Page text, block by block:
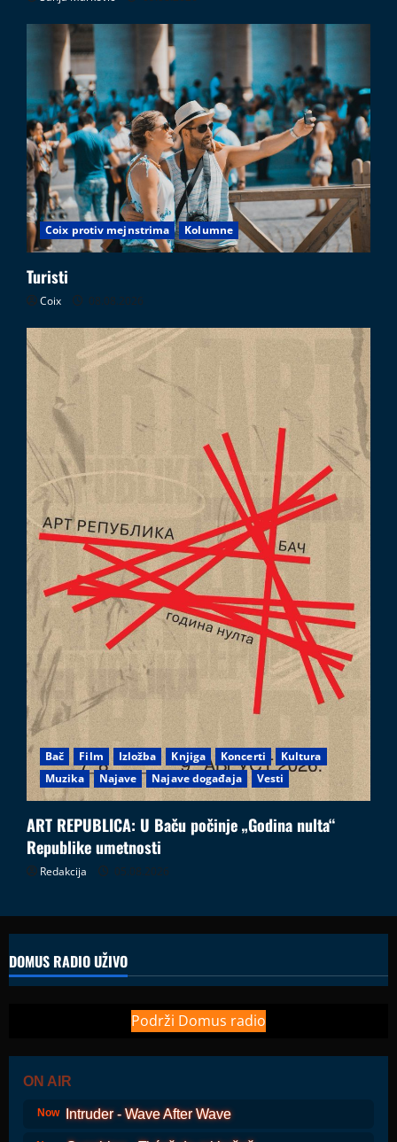
Coix protiv mejnstrima Kolumne
Turisti
Coix 08.08.2026
Bač Film Izložba Knjiga Koncerti
Kultura
Muzika
Najave Najave događaja Vesti
ART REPUBLICA: U Baču počinje „Godina nulta“
Republike umetnosti
Redakcija 05.08.2026
DOMUS RADIO UŽIVO
Podrži Domus radio
ON AIR
Now Intruder - Wave After Wave